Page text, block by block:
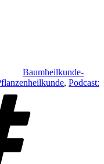
Baumheilkunde-
, Podcast: